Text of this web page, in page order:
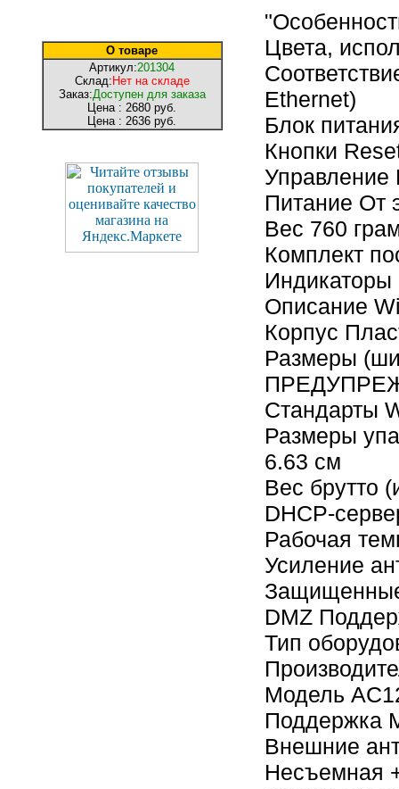
О товаре
Артикул:201304
Склад: Нет на складе
Заказ:Доступен для заказа
Цена : 2680 руб.
Цена : 2636 руб.
Цвета,
Ethernet)
Блок
Кнопки
Питание От
Вес 760
Комплект
Индикаторы
Описание
Корпус
Размеры
Стандарты
Размеры
6.63 см
Вес брутто
DHCP-
Рабочая
Усиление
DMZ
Тип
Модель
Поддержка
Внешние
Несъемная